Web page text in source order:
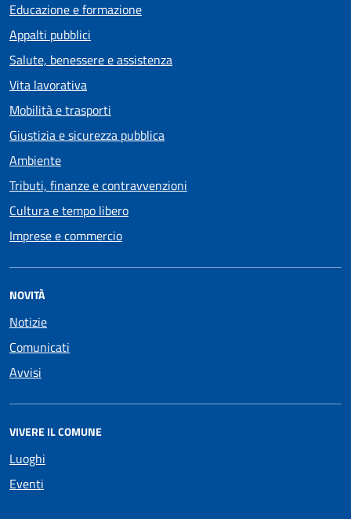
Educazione e formazione
Appalti pubblici
Salute, benessere e assistenza
Vita lavorativa
Mobilità e trasporti
Giustizia e sicurezza pubblica
Ambiente
Tributi, finanze e contravvenzioni
Cultura e tempo libero
Imprese e commercio
NOVITÀ
Notizie
Comunicati
Avvisi
VIVERE IL COMUNE
Luoghi
Eventi